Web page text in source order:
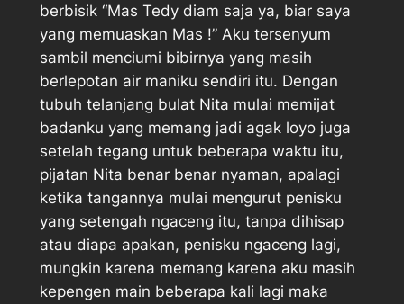
berbisik “Mas Tedy diam saja ya, biar saya
yang memuaskan Mas !” Aku tersenyum
sambil menciumi bibirnya yang masih
berlepotan air maniku sendiri itu. Dengan
tubuh telanjang bulat Nita mulai memijat
badanku yang memang jadi agak loyo juga
setelah tegang untuk beberapa waktu itu,
pijatan Nita benar benar nyaman, apalagi
ketika tangannya mulai mengurut penisku
yang setengah ngaceng itu, tanpa dihisap
atau diapa apakan, penisku ngaceng lagi,
mungkin karena memang karena aku masih
kepengen main beberapa kali lagi maka